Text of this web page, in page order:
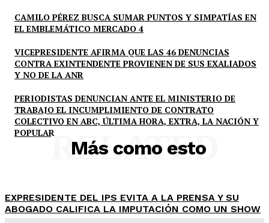
CAMILO PÉREZ BUSCA SUMAR PUNTOS Y SIMPATÍAS EN
EL EMBLEMÁTICO MERCADO 4
VICEPRESIDENTE AFIRMA QUE LAS 46 DENUNCIAS
CONTRA EXINTENDENTE PROVIENEN DE SUS EXALIADOS
Y NO DE LA ANR
PERIODISTAS DENUNCIAN ANTE EL MINISTERIO DE
TRABAJO EL INCUMPLIMIENTO DE CONTRATO
COLECTIVO EN ABC, ÚLTIMA HORA, EXTRA, LA NACIÓN Y
POPULAR
Más como esto
RELATED
EXPRESIDENTE DEL IPS EVITA A LA PRENSA Y SU
ABOGADO CALIFICA LA IMPUTACIÓN COMO UN SHOW